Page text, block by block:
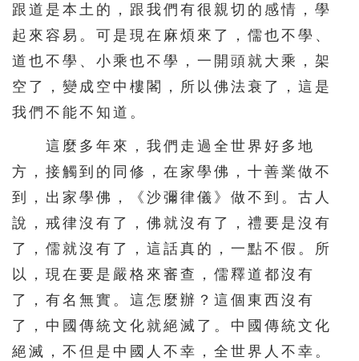
跟道是本土的，跟我們有很親切的感情，學
起來容易。可是現在麻煩來了，儒也不學、
道也不學、小乘也不學，一開頭就大乘，架
空了，變成空中樓閣，所以佛法衰了，這是
我們不能不知道。
這麼多年來，我們走過全世界好多地
方，接觸到的同修，在家學佛，十善業做不
到，出家學佛，《沙彌律儀》做不到。古人
說，戒律沒有了，佛就沒有了，禮要是沒有
了，儒就沒有了，這話真的，一點不假。所
以，現在要是嚴格來審查，儒釋道都沒有
了，有名無實。這怎麼辦？這個東西沒有
了，中國傳統文化就絕滅了。中國傳統文化
絕滅，不但是中國人不幸，全世界人不幸。